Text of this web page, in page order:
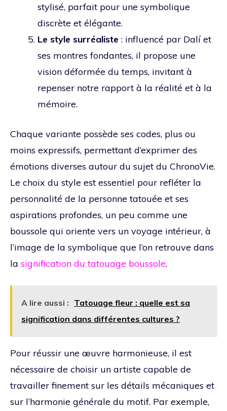
stylisé, parfait pour une symbolique
discrète et élégante.
Le style surréaliste : influencé par Dalí et
ses montres fondantes, il propose une
vision déformée du temps, invitant à
repenser notre rapport à la réalité et à la
mémoire.
Chaque variante possède ses codes, plus ou
moins expressifs, permettant d’exprimer des
émotions diverses autour du sujet du ChronoVie.
Le choix du style est essentiel pour refléter la
personnalité de la personne tatouée et ses
aspirations profondes, un peu comme une
boussole qui oriente vers un voyage intérieur, à
l’image de la symbolique que l’on retrouve dans
la signification du tatouage boussole.
A lire aussi : Tatouage fleur : quelle est sa
signification dans différentes cultures ?
Pour réussir une œuvre harmonieuse, il est
nécessaire de choisir un artiste capable de
travailler finement sur les détails mécaniques et
sur l’harmonie générale du motif. Par exemple,